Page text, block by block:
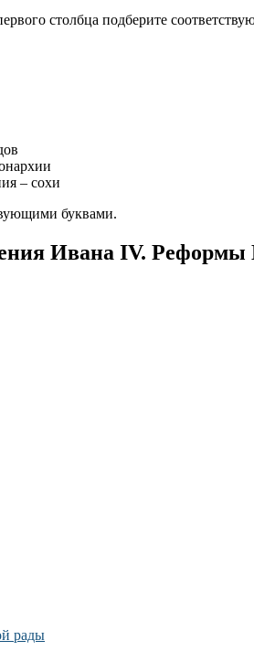
столбца подберите
– сохи
буквами.
Ивана IV. Реформы
рады